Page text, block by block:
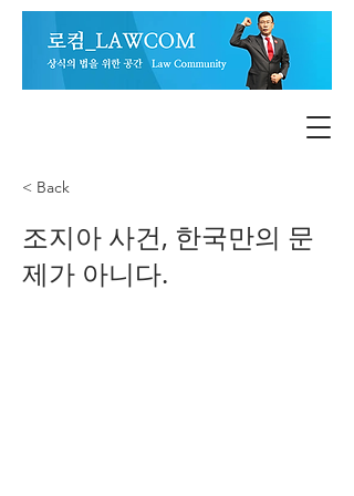
< Back
조지아 사건, 한국만의 문
제가 아니다.